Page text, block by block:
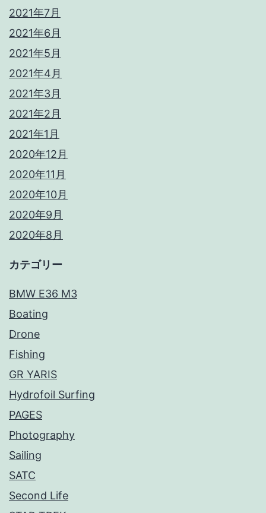
2021年7月
2021年6月
2021年5月
2021年4月
2021年3月
2021年2月
2021年1月
2020年12月
2020年11月
2020年10月
2020年9月
2020年8月
カテゴリー
BMW E36 M3
Boating
Drone
Fishing
GR YARIS
Hydrofoil Surfing
PAGES
Photography
Sailing
SATC
Second Life